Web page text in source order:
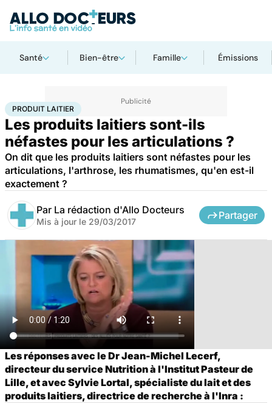
Santé Bien-être Famille Émissions
AccueilSantéMaladies Produit laitier
PRODUIT LAITIER
Les produits laitiers sont-ils
néfastes pour les articulations ?
On dit que les produits laitiers sont néfastes pour les
articulations, l'arthrose, les rhumatismes, qu'en est-il
exactement ?
Par La rédaction d'Allo Docteurs
Mis à jour le 29/03/2017
Partager
Les réponses avec le Dr Jean-Michel Lecerf,
directeur du service Nutrition à l'Institut Pasteur de
Lille, et avec Sylvie Lortal, spécialiste du lait et des
produits laitiers, directrice de recherche à l'Inra :